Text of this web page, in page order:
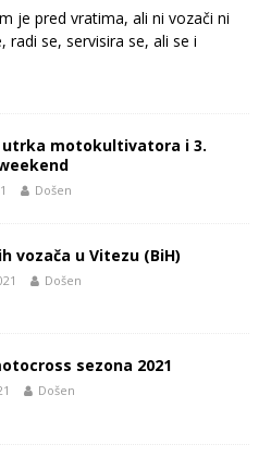
je pred vratima, ali ni vozači ni
se, servisira se, ali se i
utrka motokultivatora i 3.
Došen
vozača u Vitezu (BiH)
Došen
sezona 2021
Došen